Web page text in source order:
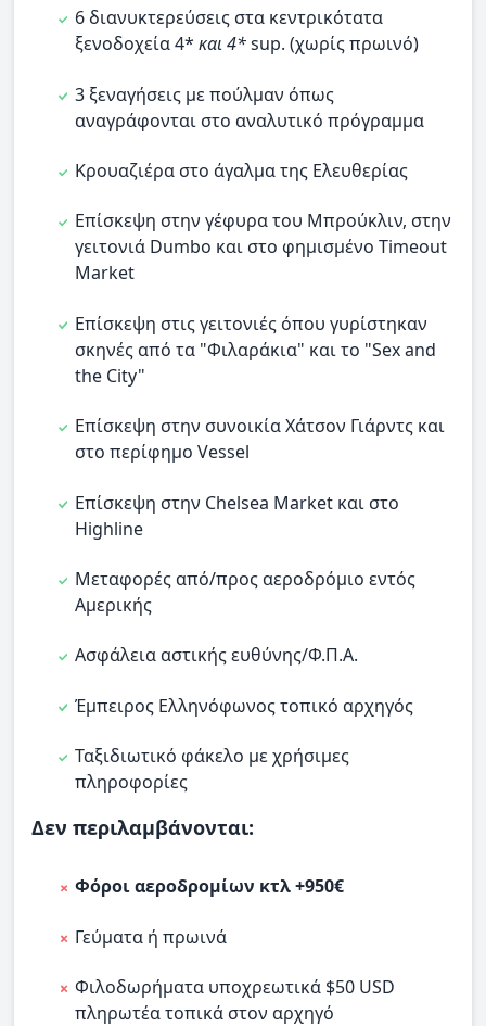
6 διανυκτερεύσεις στα κεντρικότατα
ξενοδοχεία 4* και 4*sup. (χωρίς πρωινό)
3 ξεναγήσεις με πούλμαν όπως
αναγράφονται στο αναλυτικό πρόγραμμα
Κρουαζιέρα στο άγαλμα της Ελευθερίας
Επίσκεψη στην γέφυρα του Μπρούκλιν, στην
γειτονιά Dumbo και στο φημισμένο Timeout
Market
Επίσκεψη στις γειτονιές όπου γυρίστηκαν
σκηνές από τα "Φιλαράκια" και το "Sex and
the City"
Επίσκεψη στην συνοικία Χάτσον Γιάρντς και
στο περίφημο Vessel
Επίσκεψη στην Chelsea Market και στο
Highline
Μεταφορές από/προς αεροδρόμιο εντός
Αμερικής
Ασφάλεια αστικής ευθύνης/Φ.Π.Α.
Έμπειρος Ελληνόφωνος τοπικό αρχηγός
Ταξιδιωτικό φάκελο με χρήσιμες
πληροφορίες
Δεν περιλαμβάνονται:
Φόροι αεροδρομίων κτλ +950€
Γεύματα ή πρωινά
Φιλοδωρήματα υποχρεωτικά $50 USD
πληρωτέα τοπικά στον αρχηγό